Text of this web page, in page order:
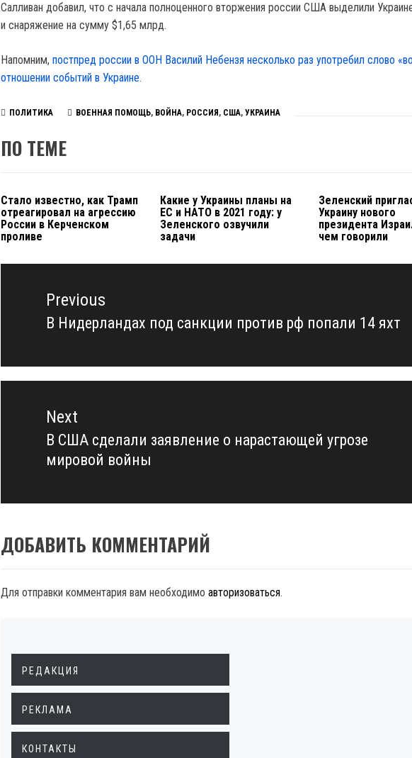
Салливан добавил, что с начала полноценного вторжения россии США выделили
и снаряжение на сумму $1,65 млрд.
Напомним, постпред россии в ООН Василий Небензя несколько раз употребил слово
отношении событий в Украине.
ПОЛИТИКА ВОЕННАЯ ПОМОЩЬ, ВОЙНА, РОССИЯ , США, УКРАИНА
ПО ТЕМЕ
Стало известно, как Трамп
отреагировал на агрессию
России в Керченском
проливе
Какие у Украины планы на
ЕС и НАТО в 2021 году: у
Зеленского озвучили
задачи
Зеленский
Украину нового
президента
чем говорили
Навигация
записямPrevious
Previous
В Нидерландах под санкции против рф попали 14 яхт
Next
Next
post:
В США сделали заявление о нарастающей угрозе
мировой войны
ДОБАВИТЬ КОММЕНТАРИЙ
Для отправки комментария вам необходимо авторизоваться.
РЕДАКЦИЯ
РЕКЛАМА
КОНТАКТЫ